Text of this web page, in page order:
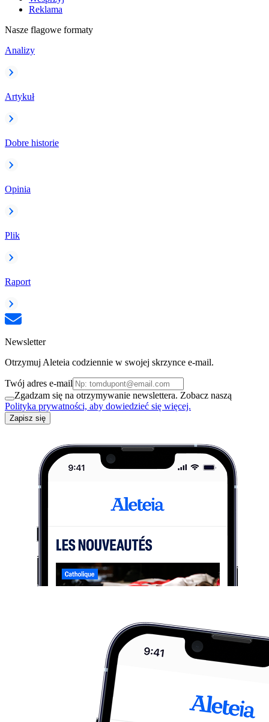
Reklama
Nasze flagowe formaty
Analizy
Artykuł
Dobre historie
Opinia
Plik
Raport
Newsletter
Otrzymuj Aleteia codziennie w swojej skrzynce e-mail.
Twój adres e-mail
Zgadzam się na otrzymywanie newslettera. Zobacz naszą
Polityka prywatności, aby dowiedzieć się więcej.
Zapisz się